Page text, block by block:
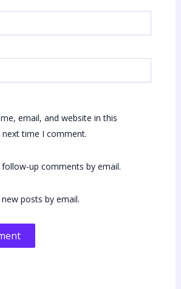
email, and website in this
time I comment.
up comments by email.
posts by email.